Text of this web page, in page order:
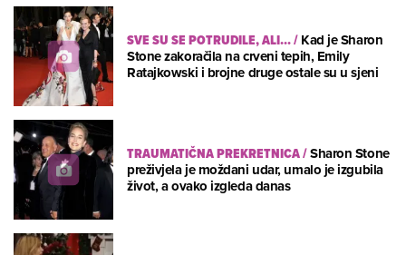
SVE SU SE POTRUDILE, ALI.../Kad je Sharon
Stone zakoračila na crveni tepih, Emily
Ratajkowski i brojne druge ostale su u sjeni
TRAUMATIČNA PREKRETNICA/Sharon Stone
preživjela je moždani udar, umalo je izgubila
život, a ovako izgleda danas